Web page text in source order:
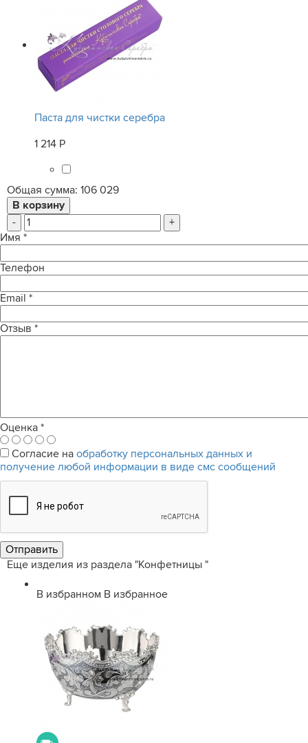
Паста для чистки серебра
1 214 Р
Общая сумма: 106 029
-
+
Имя *
Телефон
Email *
Отзыв *
Оценка *
Согласие на обработку персональных данных и
получение любой информации в виде смс сообщений
Еще изделия из раздела "Конфетницы "
В избранном В избранное